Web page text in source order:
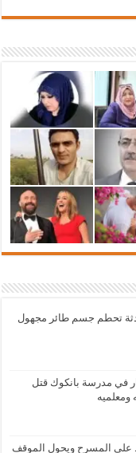
تحطم جسم طائر مجهول
في مدرسة بانكوك قتل
ومعلميه
على المسرح ويحول الموقف